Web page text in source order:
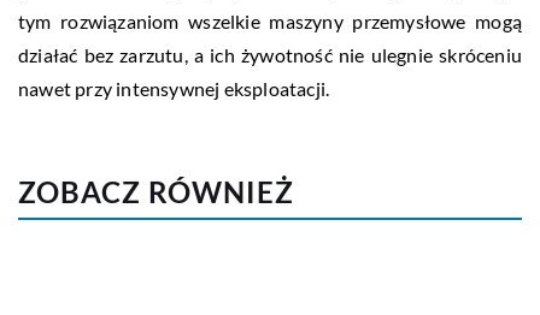
tym rozwiązaniom wszelkie maszyny przemysłowe mogą
działać bez zarzutu, a ich żywotność nie ulegnie skróceniu
nawet przy intensywnej eksploatacji.
ZOBACZ RÓWNIEŻ